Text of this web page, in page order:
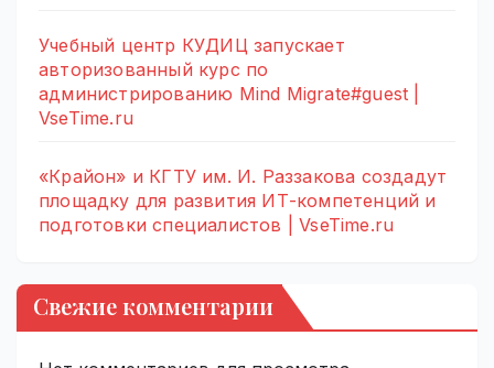
Учебный центр КУДИЦ запускает
авторизованный курс по
администрированию Mind Migrate#guest |
VseTime.ru
«Крайон» и КГТУ им. И. Раззакова создадут
площадку для развития ИТ-компетенций и
подготовки специалистов | VseTime.ru
Свежие комментарии